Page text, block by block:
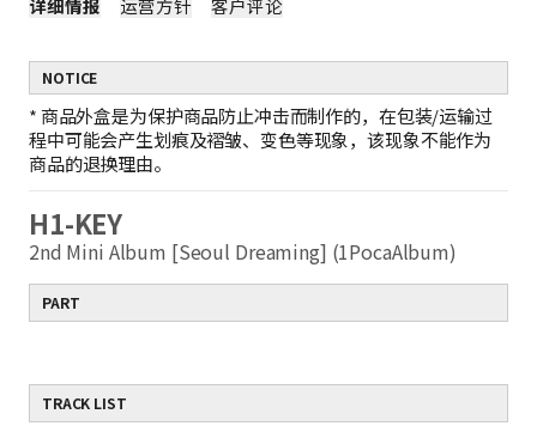
详细情报 运营方针 客户评论
NOTICE
* 商品外盒是为保护商品防止冲击而制作的，在包装/运输过
程中可能会产生划痕及褶皱、变色等现象，该现象不能作为
商品的退换理由。
H1-KEY
2nd Mini Album [Seoul Dreaming] (1PocaAlbum)
PART
TRACK LIST